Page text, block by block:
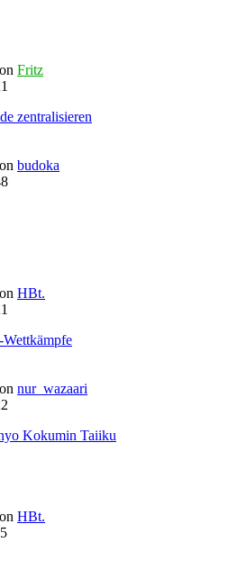
Fritz
zentralisieren
budoka
HBt.
Wettkämpfe
nur_wazaari
Kokumin Taiiku
HBt.